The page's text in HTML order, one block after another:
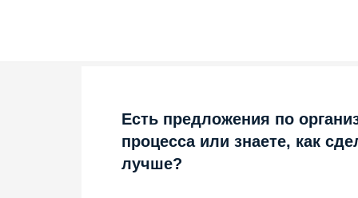
Есть предложения по
процесса или знаете, как
лучше?